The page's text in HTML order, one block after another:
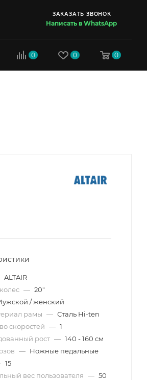
ЗАКАЗАТЬ ЗВОНОК
Написать в WhatsApp
0 0 0
ALTAIR
— 20"
/ женский
рамы — Сталь Hi-ten
скоростей — 1
рост — 140 - 160 см
— Ножные педальные
15
вес пользователя — 50